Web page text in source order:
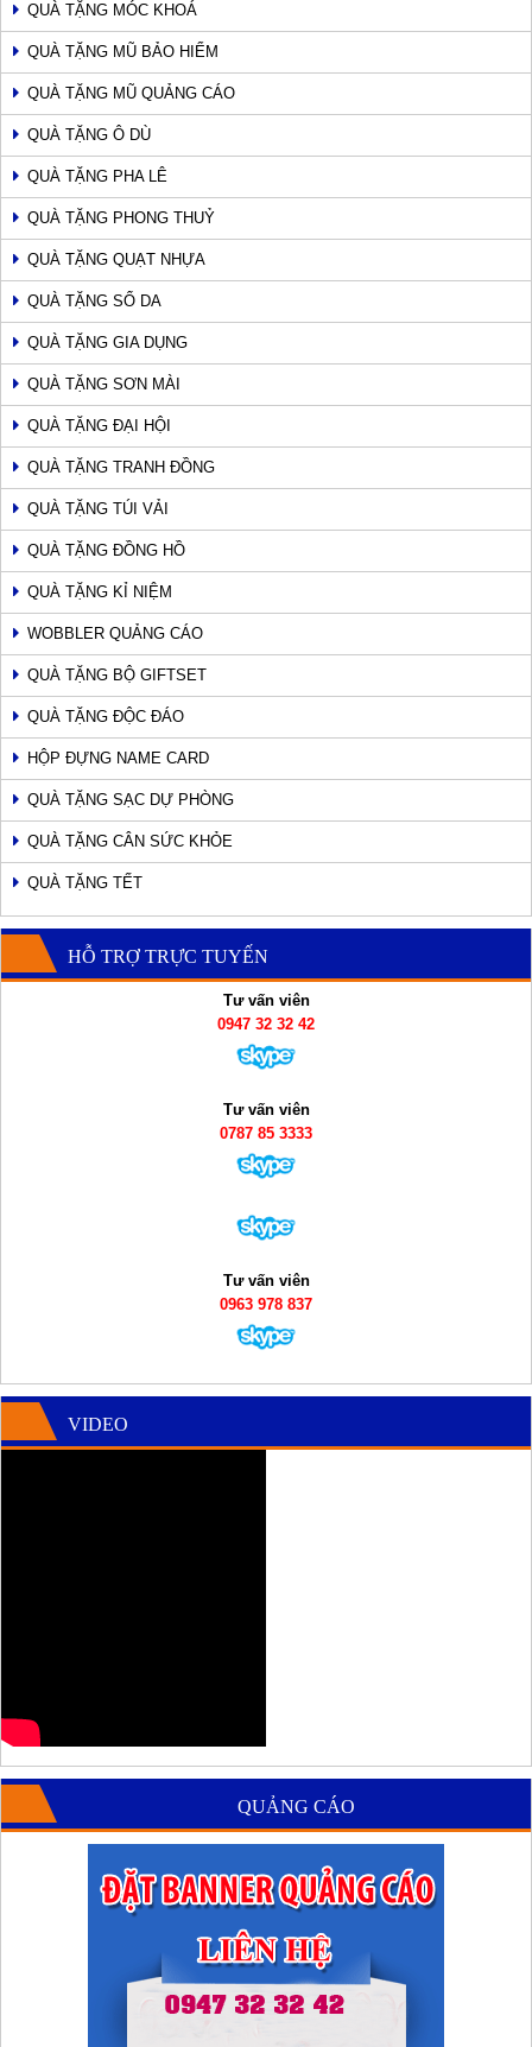
QUÀ TẶNG MÓC KHOÁ
QUÀ TẶNG MŨ BẢO HIỂM
QUÀ TẶNG MŨ QUẢNG CÁO
QUÀ TẶNG Ô DÙ
QUÀ TẶNG PHA LÊ
QUÀ TẶNG PHONG THUỶ
QUÀ TẶNG QUẠT NHỰA
QUÀ TẶNG SỔ DA
QUÀ TẶNG GIA DỤNG
QUÀ TẶNG SƠN MÀI
QUÀ TẶNG ĐẠI HỘI
QUÀ TẶNG TRANH ĐỒNG
QUÀ TẶNG TÚI VẢI
QUÀ TẶNG ĐỒNG HỒ
QUÀ TẶNG KỈ NIỆM
WOBBLER QUẢNG CÁO
QUÀ TẶNG BỘ GIFTSET
QUÀ TẶNG ĐỘC ĐÁO
HỘP ĐỰNG NAME CARD
QUÀ TẶNG SẠC DỰ PHÒNG
QUÀ TẶNG CÂN SỨC KHỎE
QUÀ TẶNG TẾT
HỖ TRỢ TRỰC TUYẾN
Tư vấn viên
0947 32 32 42
Tư vấn viên
0787 85 3333
Tư vấn viên
0963 978 837
VIDEO
QUẢNG CÁO